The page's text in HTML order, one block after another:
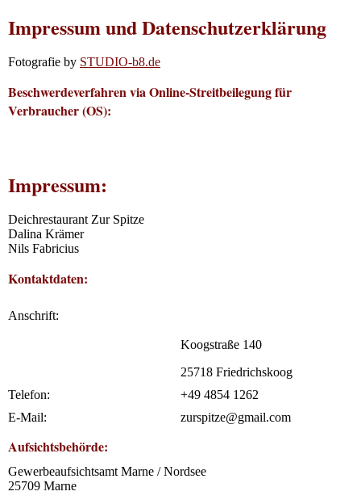
Impressum und Datenschutzerklärung
Fotografie by STUDIO-b8.de
Beschwerdeverfahren via Online-Streitbeilegung für
Verbraucher (OS):
Impressum:
Deichrestaurant Zur Spitze
Dalina Krämer
Nils Fabricius
Kontaktdaten:
Anschrift:
Koogstraße 140
25718 Friedrichskoog
Telefon:
+49 4854 1262
E-Mail:
zurspitze@gmail.com
Aufsichtsbehörde:
Gewerbeaufsichtsamt Marne / Nordsee
25709 Marne